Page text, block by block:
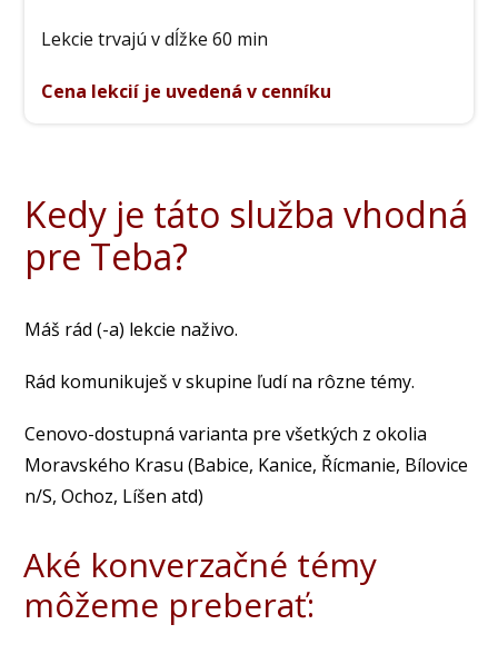
Lekcie trvajú v dĺžke 60 min
Cena lekcií je uvedená v cenníku
Kedy je táto služba vhodná
pre Teba?
Máš rád (-a) lekcie naživo.
Rád komunikuješ v skupine ľudí na rôzne témy.
Cenovo-dostupná varianta pre všetkých z okolia
Moravského Krasu (Babice, Kanice, Řícmanie, Bílovice
n/S, Ochoz, Líšen atd)
Aké konverzačné témy
môžeme preberať: